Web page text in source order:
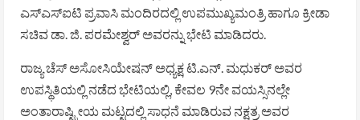
ಎಸ್‌ಎಸ್‌ಐಟಿ ಪ್ರವಾಸಿ ಮಂದಿರದಲ್ಲಿ ಉಪಮುಖ್ಯಮಂತ್ರಿ ಹಾಗೂ ಕ್ರೀಡಾ
ಸಚಿವ ಡಾ. ಜಿ. ಪರಮೇಶ್ವರ್ ಅವರನ್ನು ಭೇಟಿ ಮಾಡಿದರು.
ರಾಜ್ಯ ಚೆಸ್ ಅಸೋಸಿಯೇಷನ್ ಅಧ್ಯಕ್ಷ ಟಿ.ಎನ್. ಮಧುಕರ್ ಅವರ
ಉಪಸ್ಥಿತಿಯಲ್ಲಿ ನಡೆದ ಭೇಟಿಯಲ್ಲಿ, ಕೇವಲ 9ನೇ ವಯಸ್ಸಿನಲ್ಲೇ
ಅಂತಾರಾಷ್ಟ್ರೀಯ ಮಟ್ಟದಲ್ಲಿ ಸಾಧನೆ ಮಾಡಿರುವ ನಕ್ಷತ್ರ ಅವರ